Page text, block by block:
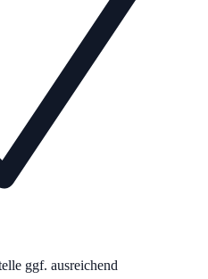
ggf. ausreichend